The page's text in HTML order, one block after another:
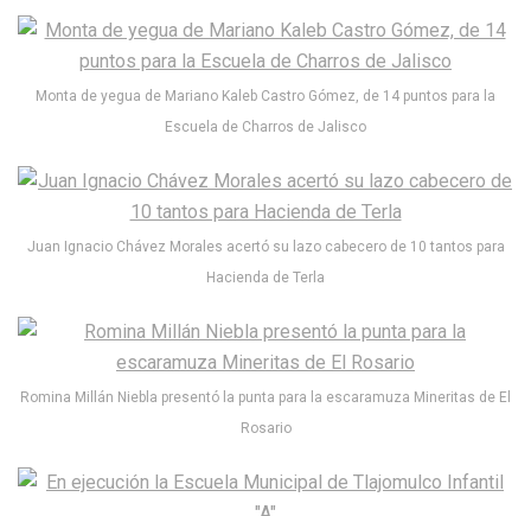
Monta de yegua de Mariano Kaleb Castro Gómez, de 14 puntos para la
Escuela de Charros de Jalisco
Juan Ignacio Chávez Morales acertó su lazo cabecero de 10 tantos para
Hacienda de Terla
Romina Millán Niebla presentó la punta para la escaramuza Mineritas de El
Rosario